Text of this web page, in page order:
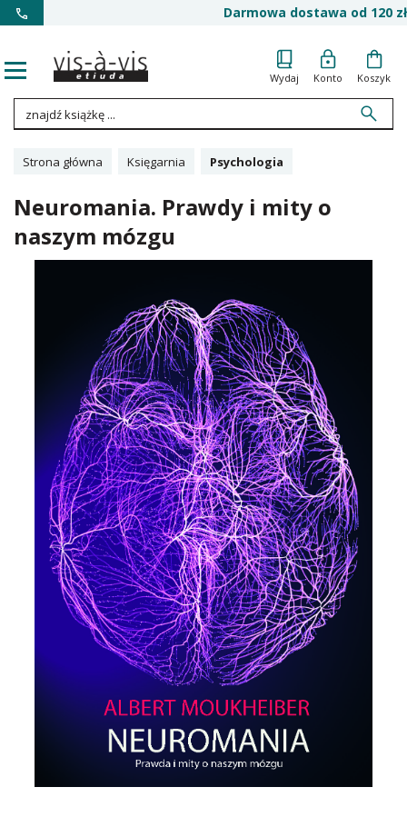
Darmowa dostawa od 120 zł
Wydaj Konto Koszyk
Strona główna Księgarnia Psychologia
Neuromania. Prawdy i mity o
naszym mózgu